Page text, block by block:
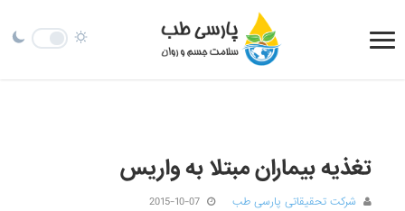
تغذیه بیماران مبتلا به واریس
شرکت تحقیقاتی پارسی طب
2015-10-07